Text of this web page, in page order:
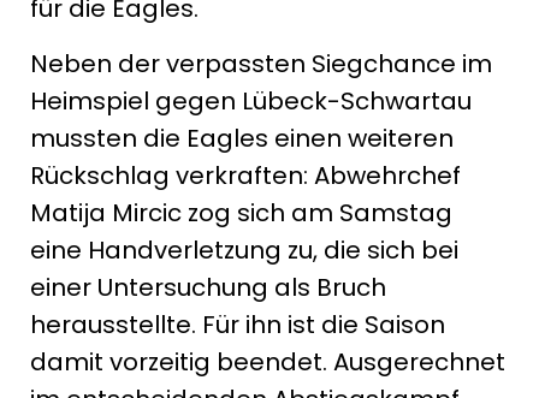
für die Eagles.
Neben der verpassten Siegchance im
Heimspiel gegen Lübeck-Schwartau
mussten die Eagles einen weiteren
Rückschlag verkraften: Abwehrchef
Matija Mircic zog sich am Samstag
eine Handverletzung zu, die sich bei
einer Untersuchung als Bruch
herausstellte. Für ihn ist die Saison
damit vorzeitig beendet. Ausgerechnet